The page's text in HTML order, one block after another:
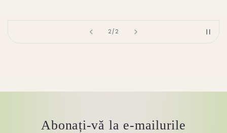
2 /of
2
Abonați-vă la e-mailurile